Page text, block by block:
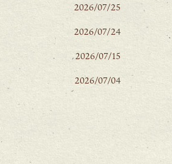
2026/07/25
2026/07/24
2026/07/15
2026/07/04